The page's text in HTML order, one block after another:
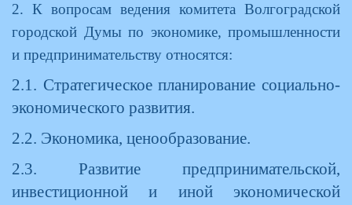
2. К вопросам ведения комитета Волгоградской
городской Думы по экономике, промышленности
и предпринимательству относятся:
2.1. Стратегическое планирование социально-
экономического развития.
2.2. Экономика, ценообразование.
2.3. Развитие предпринимательской,
инвестиционной и иной экономической